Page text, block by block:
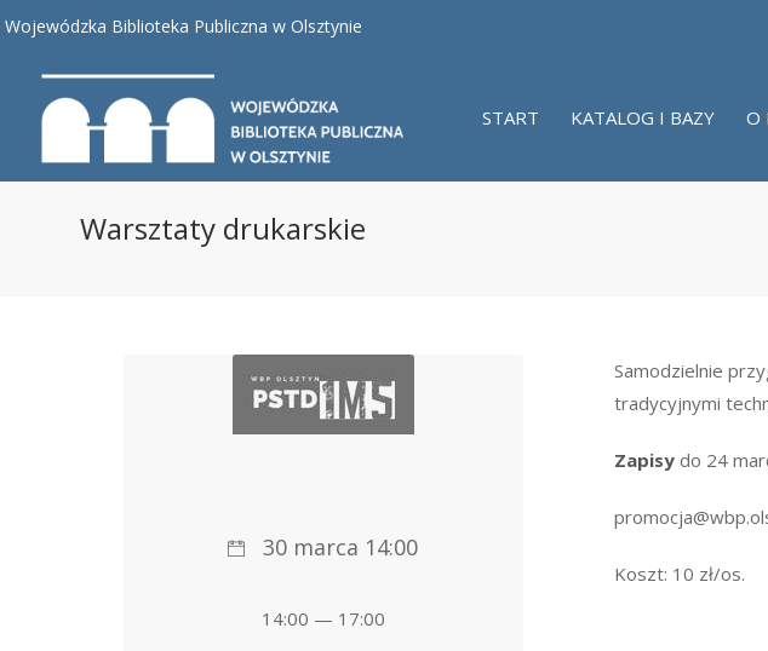
Wojewódzka Biblioteka Publiczna w Olsztynie
START KATALOG I BAZY O
Warsztaty drukarskie
Samodzielnie
tradycyjnymi
Zapisy do 24
Koszt: 10 zł/os.
30 marca 14:00
14:00 — 17:00